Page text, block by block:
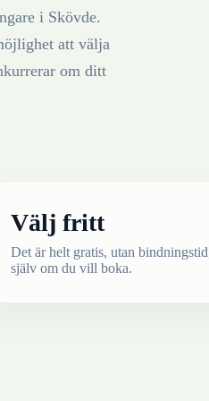
i Skövde.
att välja
om ditt
Välj fritt
Det är helt gratis, utan
själv om du vill boka.